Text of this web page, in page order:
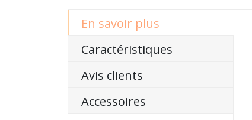
En savoir plus
Caractéristiques
Avis clients
Accessoires